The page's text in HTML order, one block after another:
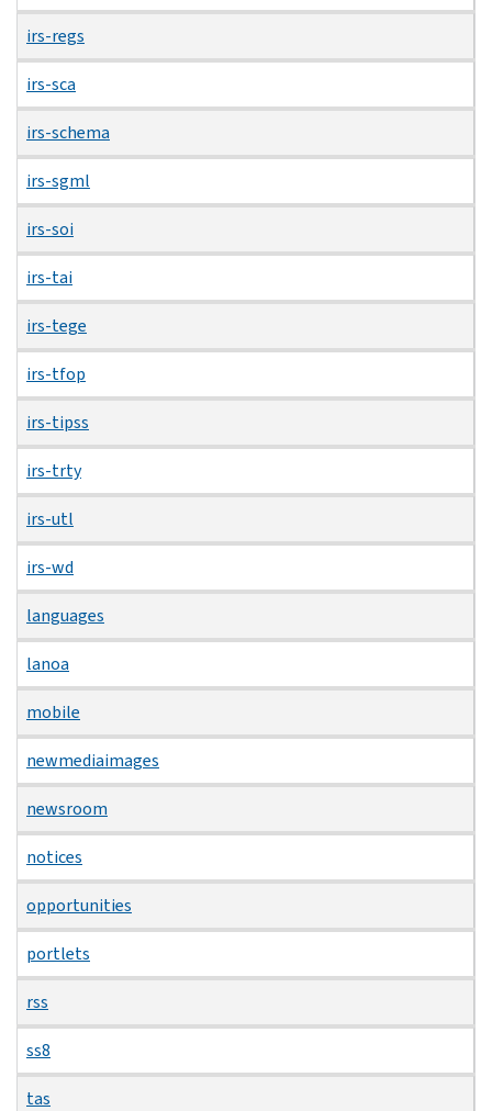
irs-regs
irs-sca
irs-schema
irs-sgml
irs-soi
irs-tai
irs-tege
irs-tfop
irs-tipss
irs-trty
irs-utl
irs-wd
languages
lanoa
mobile
newmediaimages
newsroom
notices
opportunities
portlets
rss
ss8
tas